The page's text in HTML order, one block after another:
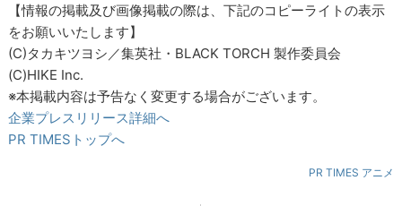
【情報の掲載及び画像掲載の際は、下記のコピーライトの表示
をお願いいたします】
(C)タカキツヨシ／集英社・BLACK TORCH 製作委員会
(C)HIKE Inc.
※本掲載内容は予告なく変更する場合がございます。
企業プレスリリース詳細へ
PR TIMESトップへ
PR TIMES アニメ